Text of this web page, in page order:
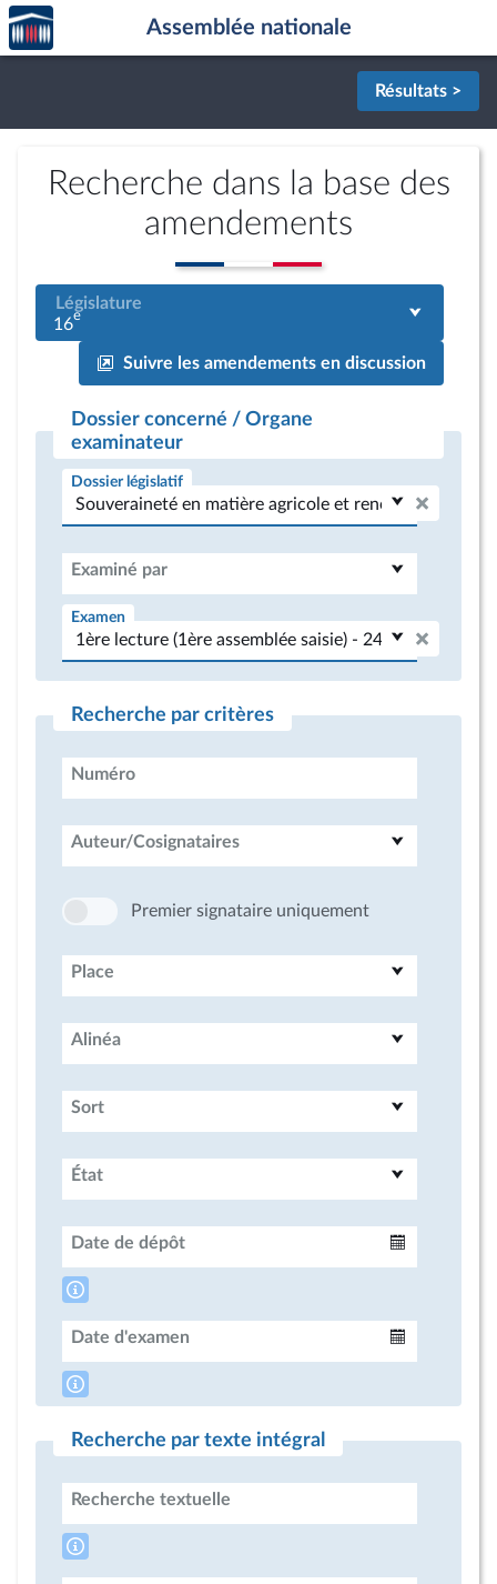
Aller au contenu
Aller en bas de la page
Accèder
à la
page
Assemblée nationale
Résultats >
Recherche dans la base des
amendements
Législature
16e
Suivre les amendements en discussion
Dossier concerné / Organe
examinateur
Dossier législatif
Examiné par
Examen
Recherche par critères
Numéro
Auteur/Cosignataires
Premier signataire uniquement
Place
Alinéa
Sort
État
Date de dépôt
Date d'examen
Recherche par texte intégral
Recherche textuelle